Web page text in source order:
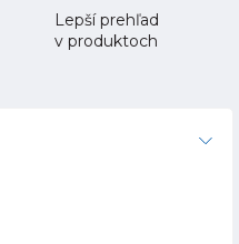
Lepší prehľad
v produktoch